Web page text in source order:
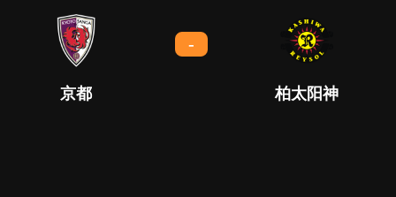
京都
-
柏太阳神